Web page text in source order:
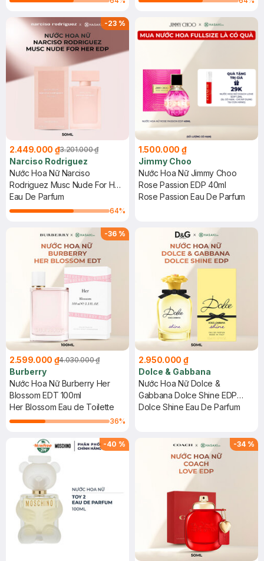
-23 %
2.449.000 ₫3.201.000 ₫
Narciso Rodriguez
Nước Hoa Nữ Narciso
Rodriguez Musc Nude For Her
EDP 50ml
Eau De Parfum
64%
1.500.000 ₫
Jimmy Choo
Nước Hoa Nữ Jimmy Choo
Rose Passion EDP 40ml
Rose Passion Eau De Parfum
-36 %
2.599.000 ₫4.030.000 ₫
Burberry
Nước Hoa Nữ Burberry Her
Blossom EDT 100ml
Her Blossom Eau de Toilette
36%
2.950.000 ₫
Dolce & Gabbana
Nước Hoa Nữ Dolce &
Gabbana Dolce Shine EDP
50ml
Dolce Shine Eau De Parfum
-40 % -34 %